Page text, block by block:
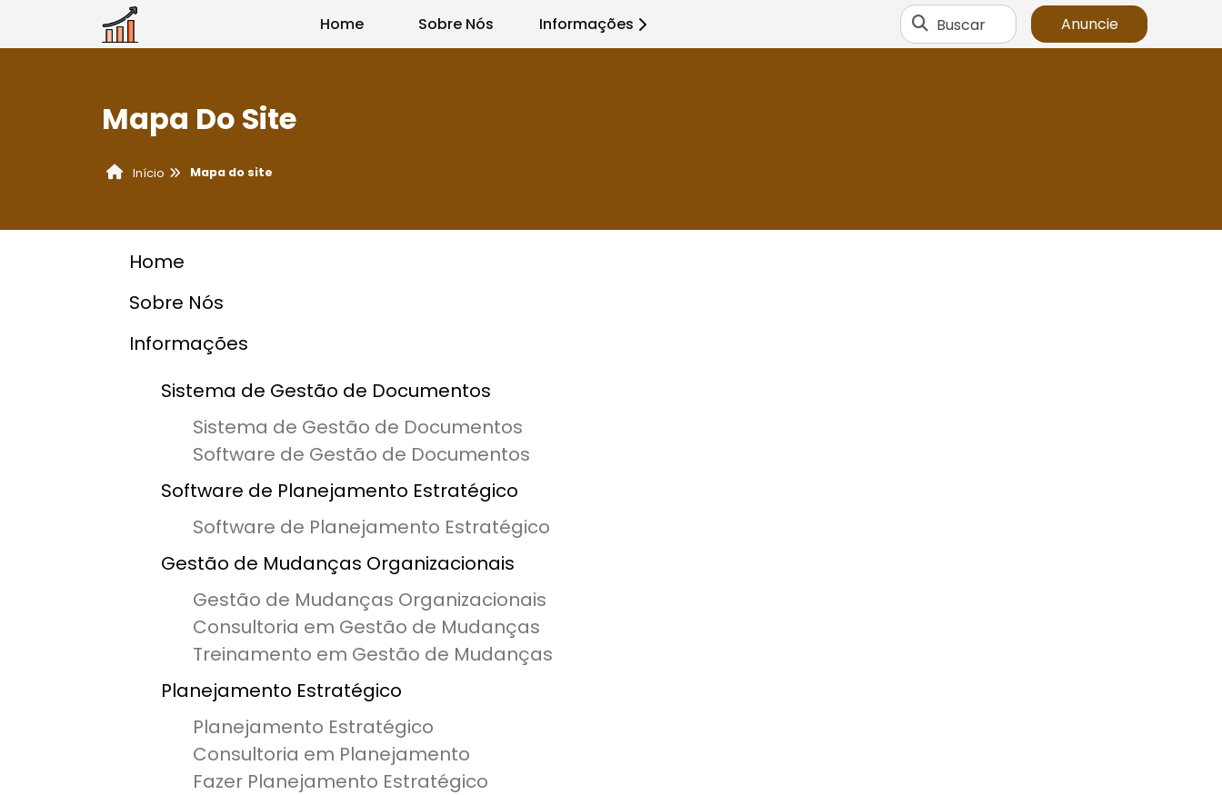
Home Sobre Nós Informações Buscar Anuncie
Mapa Do Site
Início Mapa do site
Home
Sobre Nós
Informações
Sistema de Gestão de Documentos
Sistema de Gestão de Documentos
Software de Gestão de Documentos
Software de Planejamento Estratégico
Software de Planejamento Estratégico
Gestão de Mudanças Organizacionais
Gestão de Mudanças Organizacionais
Consultoria em Gestão de Mudanças
Treinamento em Gestão de Mudanças
Planejamento Estratégico
Planejamento Estratégico
Consultoria em Planejamento
Fazer Planejamento Estratégico